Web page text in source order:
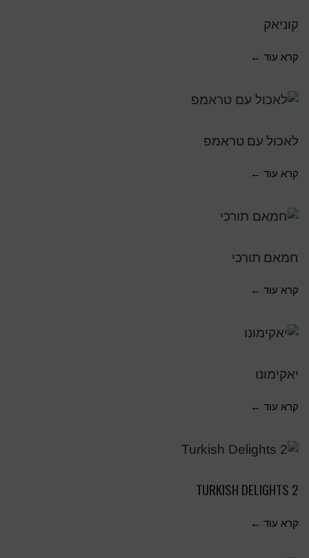
קוניאק
קרא עוד ←
לאכול עם טראמפ
קרא עוד ←
חמאם תורכי
קרא עוד ←
יאקימונו
קרא עוד ←
TURKISH DELIGHTS 2
קרא עוד ←